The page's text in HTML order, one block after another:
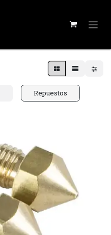
Repuestos